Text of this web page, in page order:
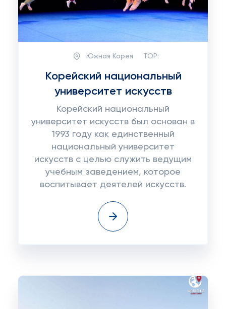
Южная Корея TOP:
Корейский национальный
университет искусств
Корейский национальный
университет искусств был основан в
1993 году как единственный
национальный университет
искусств с целью служить ведущим
учебным заведением, которое
воспитывает деятелей искусств.